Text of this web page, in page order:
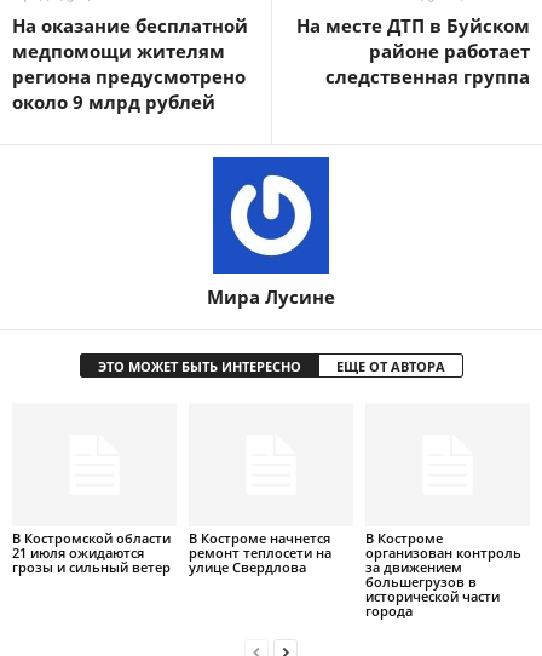
На оказание бесплатной
медпомощи жителям
региона предусмотрено
около 9 млрд рублей
На месте ДТП в Буйском
районе работает
следственная группа
Мира Лусине
ЭТО МОЖЕТ БЫТЬ ИНТЕРЕСНО ЕЩЕ ОТ АВТОРА
В Костромской области
21 июля ожидаются
грозы и сильный ветер
В Костроме начнется
ремонт теплосети на
улице Свердлова
В Костроме
организован контроль
за движением
большегрузов в
исторической части
города